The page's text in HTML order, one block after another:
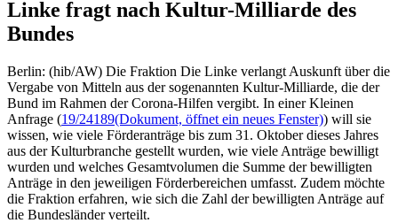
Linke fragt nach Kultur-Milliarde des
Bundes
Berlin: (hib/AW) Die Fraktion Die Linke verlangt Auskunft über die
Vergabe von Mitteln aus der sogenannten Kultur-Milliarde, die der
Bund im Rahmen der Corona-Hilfen vergibt. In einer Kleinen
Anfrage (19/24189(Dokument, öffnet ein neues Fenster)) will sie
wissen, wie viele Förderanträge bis zum 31. Oktober dieses Jahres
aus der Kulturbranche gestellt wurden, wie viele Anträge bewilligt
wurden und welches Gesamtvolumen die Summe der bewilligten
Anträge in den jeweiligen Förderbereichen umfasst. Zudem möchte
die Fraktion erfahren, wie sich die Zahl der bewilligten Anträge auf
die Bundesländer verteilt.